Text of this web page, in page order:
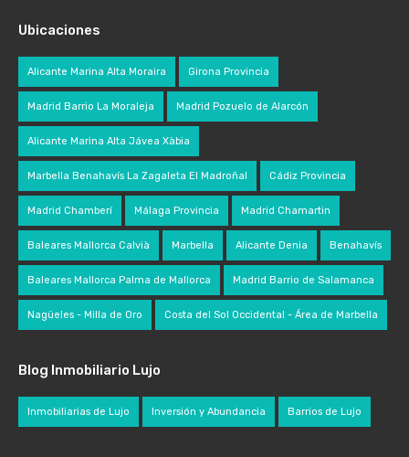
Ubicaciones
Alicante Marina Alta Moraira Girona Provincia
Madrid Barrio La Moraleja Madrid Pozuelo de Alarcón
Alicante Marina Alta Jávea Xàbia
Marbella Benahavís La Zagaleta El Madroñal Cádiz Provincia
Madrid Chamberí Málaga Provincia Madrid Chamartin
Baleares Mallorca Calvià Marbella Alicante Denia Benahavís
Baleares Mallorca Palma de Mallorca Madrid Barrio de Salamanca
Nagüeles - Milla de Oro Costa del Sol Occidental - Área de Marbella
Blog Inmobiliario Lujo
Inmobiliarias de Lujo Inversión y Abundancia Barrios de Lujo